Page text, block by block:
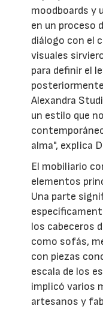
moodboards y
en un proceso
diálogo con el
visuales
para definir el
Alexandra
un estilo que
alma", explica
El mobiliario
elementos
Una parte
los cabeceros
como sofás,
con piezas
escala de los
implicó varios
artesanos y